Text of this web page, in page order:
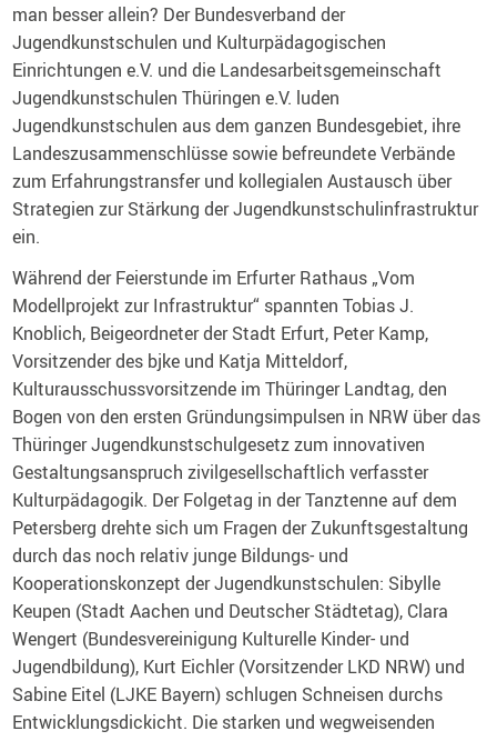
man besser allein? Der Bundesverband der
Jugendkunstschulen und Kulturpädagogischen
Einrichtungen e.V. und die Landesarbeitsgemeinschaft
Jugendkunstschulen Thüringen e.V. luden
Jugendkunstschulen aus dem ganzen Bundesgebiet, ihre
Landeszusammenschlüsse sowie befreundete Verbände
zum Erfahrungstransfer und kollegialen Austausch über
Strategien zur Stärkung der Jugendkunstschulinfrastruktur
ein.
Während der Feierstunde im Erfurter Rathaus „Vom
Modellprojekt zur Infrastruktur“ spannten Tobias J.
Knoblich, Beigeordneter der Stadt Erfurt, Peter Kamp,
Vorsitzender des bjke und Katja Mitteldorf,
Kulturausschussvorsitzende im Thüringer Landtag, den
Bogen von den ersten Gründungsimpulsen in NRW über das
Thüringer Jugendkunstschulgesetz zum innovativen
Gestaltungsanspruch zivilgesellschaftlich verfasster
Kulturpädagogik. Der Folgetag in der Tanztenne auf dem
Petersberg drehte sich um Fragen der Zukunftsgestaltung
durch das noch relativ junge Bildungs- und
Kooperationskonzept der Jugendkunstschulen: Sibylle
Keupen (Stadt Aachen und Deutscher Städtetag), Clara
Wengert (Bundesvereinigung Kulturelle Kinder- und
Jugendbildung), Kurt Eichler (Vorsitzender LKD NRW) und
Sabine Eitel (LJKE Bayern) schlugen Schneisen durchs
Entwicklungsdickicht. Die starken und wegweisenden